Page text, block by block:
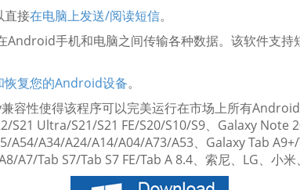
直接在电脑上发送/阅读短信。
Android手机和电脑之间传输各种数据。该软件支
恢复您的Android设备。
容性使得该程序可以完美运行在市场上所有
S21 Ultra/S21/S21 FE/S20/S10/S9、Galaxy Note
A54/A34/A24/A14/A04/A73/A53、Galaxy Tab
A7/Tab S7/Tab S7 FE/Tab A 8.4、索尼、LG、小